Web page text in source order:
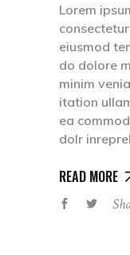
Lorem
eiusmod
do dolore
minim
itation
ea
dolr
READ MORE